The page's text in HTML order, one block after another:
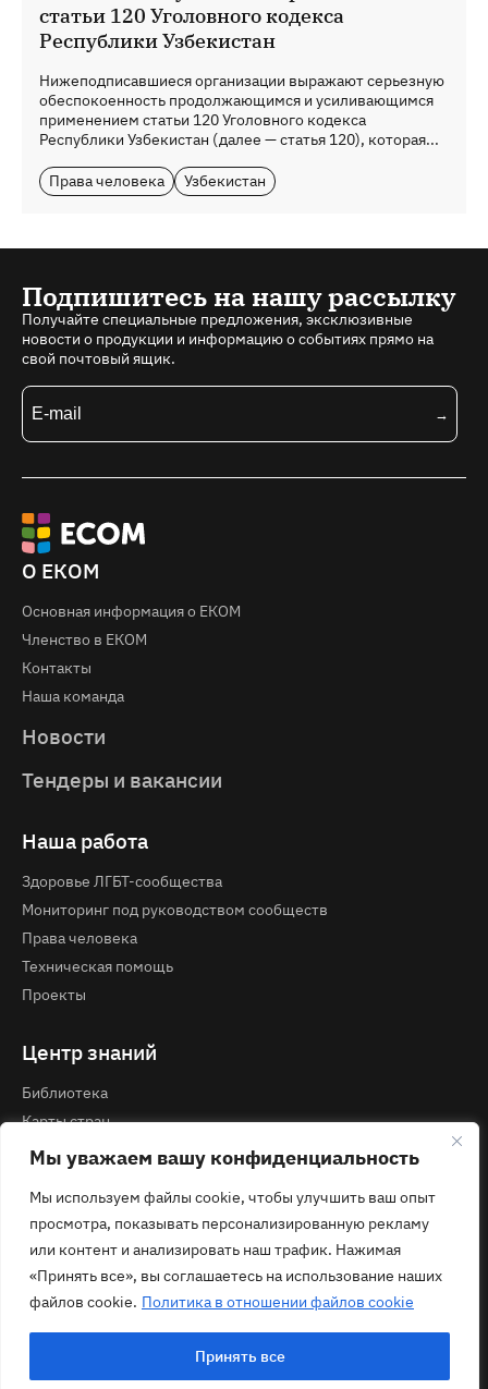
Мы уважаем вашу конфиденциальность
Мы используем файлы cookie, чтобы улучшить ваш опыт
просмотра, показывать персонализированную рекламу
или контент и анализировать наш трафик. Нажимая
«Принять все», вы соглашаетесь на использование наших
файлов cookie. Политика в отношении файлов cookie
Принять все
статьи 120 Уголовного кодекса
Республики Узбекистан
Нижеподписавшиеся организации выражают серьезную
обеспокоенность продолжающимся и усиливающимся
применением статьи 120 Уголовного кодекса
Республики Узбекистан (далее — статья 120), которая...
Права человека Узбекистан
Подпишитесь на нашу рассылку
Получайте специальные предложения, эксклюзивные
новости о продукции и информацию о событиях прямо на
свой почтовый ящик.
О ЕКОМ
Основная информация о EКOM
Членство в ЕКОМ
Контакты
Наша команда
Новости
Тендеры и вакансии
Наша работа
Здоровье ЛГБТ-сообщества
Мониторинг под руководством сообществ
Права человека
Техническая помощь
Проекты
Центр знаний
Библиотека
Карты стран
Курсы и вебинары
Контакты
Политика конфиденциальности
contact@ecom.ngo